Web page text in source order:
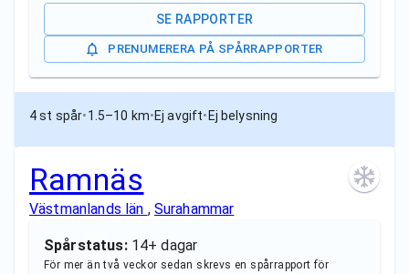
SE RAPPORTER
PRENUMERERA PÅ SPÅRRAPPORTER
4 st spår•1.5–10 km•Ej avgift• Ej belysning
Ramnäs
Västmanlands län , Surahammar
Spårstatus: 14+ dagar
För mer än två veckor sedan skrevs en spårrapport för